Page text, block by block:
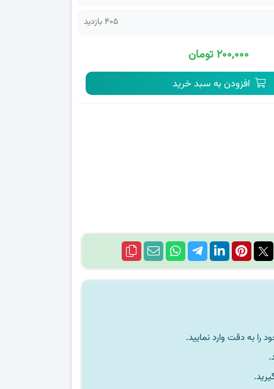
405 بازدید
۲۰۰,۰۰۰ تومان
افزودن به سبد خرید
به دقت وارد نمایید.